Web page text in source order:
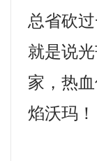
总省砍
就是说
家，热
焰沃玛！